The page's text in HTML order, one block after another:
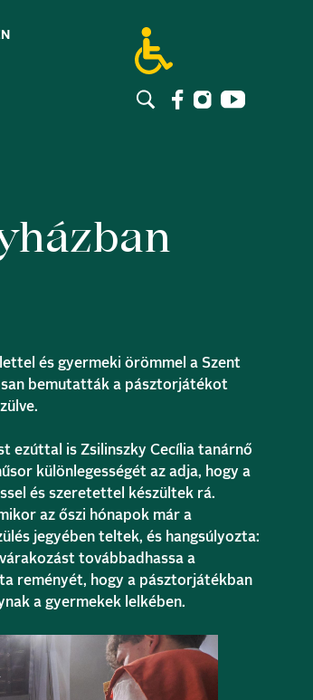
és gyermeki örömmel a Szent
bemutatták a pásztorjátékot
ezúttal is Zsilinszky Cecília tanárnő
különlegességét az adja, hogy a
és szeretettel készültek rá.
az őszi hónapok már a
jegyében teltek, és hangsúlyozta:
továbbadhassa a
reményét, hogy a pásztorjátékban
a gyermekek lelkében.